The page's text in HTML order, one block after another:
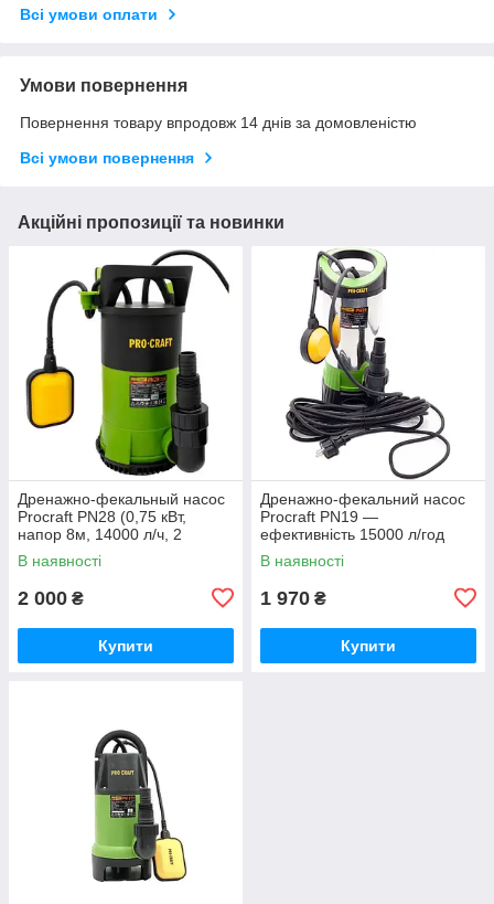
Всі умови оплати
Умови повернення
Повернення товару впродовж 14 днів за домовленістю
Всі умови повернення
Акційні пропозиції та новинки
Дренажно-фекальный насос
Procraft PN28 (0,75 кВт,
напор 8м, 14000 л/ч, 2
насадки) Німеччина
В наявності
2 000 ₴
Купити
Дренажно-фекальний насос
Procraft PN19 —
ефективність 15000 л/год
Німеччина
В наявності
1 970 ₴
Купити